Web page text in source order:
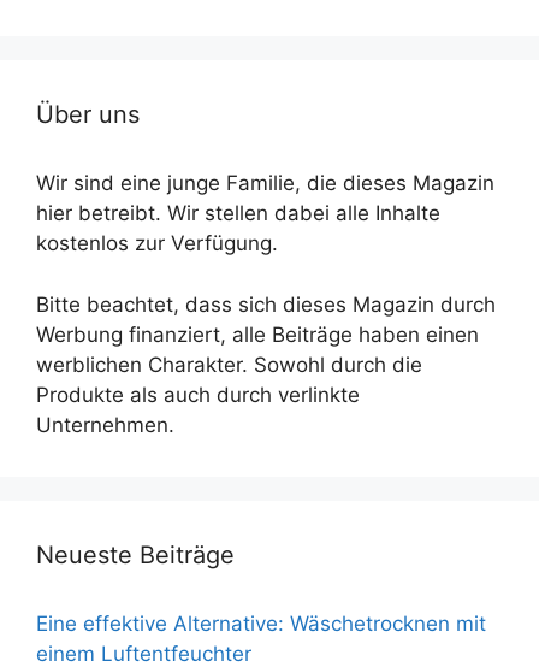
Über uns
Wir sind eine junge Familie, die dieses Magazin
hier betreibt. Wir stellen dabei alle Inhalte
kostenlos zur Verfügung.
Bitte beachtet, dass sich dieses Magazin durch
Werbung finanziert, alle Beiträge haben einen
werblichen Charakter. Sowohl durch die
Produkte als auch durch verlinkte
Unternehmen.
Neueste Beiträge
Eine effektive Alternative: Wäschetrocknen mit
einem Luftentfeuchter